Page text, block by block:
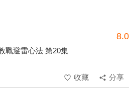
8.0
戰避雷心法 第20集
收藏
分享